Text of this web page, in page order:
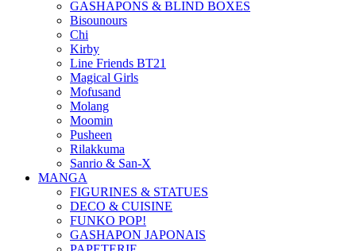
GASHAPONS & BLIND BOXES
Bisounours
Chi
Kirby
Line Friends BT21
Magical Girls
Mofusand
Molang
Moomin
Pusheen
Rilakkuma
Sanrio & San-X
MANGA
FIGURINES & STATUES
DECO & CUISINE
FUNKO POP!
GASHAPON JAPONAIS